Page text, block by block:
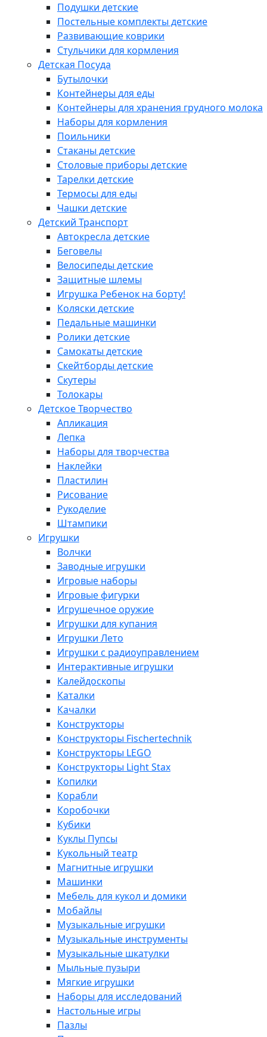
Подушки детские
Постельные комплекты детские
Развивающие коврики
Стульчики для кормления
Детская Посуда
Бутылочки
Контейнеры для еды
Контейнеры для хранения грудного молока
Наборы для кормления
Поильники
Стаканы детские
Столовые приборы детские
Тарелки детские
Термосы для еды
Чашки детские
Детский Транспорт
Автокресла детские
Беговелы
Велосипеды детские
Защитные шлемы
Игрушка Ребенок на борту!
Коляски детские
Педальные машинки
Ролики детские
Самокаты детские
Скейтборды детские
Скутеры
Толокары
Детское Творчество
Апликация
Лепка
Наборы для творчества
Наклейки
Пластилин
Рисование
Рукоделие
Штампики
Игрушки
Волчки
Заводные игрушки
Игровые наборы
Игровые фигурки
Игрушечное оружие
Игрушки для купания
Игрушки Лето
Игрушки с радиоуправлением
Интерактивные игрушки
Калейдоскопы
Каталки
Качалки
Конструкторы
Конструкторы Fisсhertechnik
Конструкторы LEGO
Конструкторы Light Stax
Копилки
Корабли
Коробочки
Кубики
Куклы Пупсы
Кукольный театр
Магнитные игрушки
Машинки
Мебель для кукол и домики
Мобайлы
Музыкальные игрушки
Музыкальные инструменты
Музыкальные шкатулки
Мыльные пузыри
Мягкие игрушки
Наборы для исследований
Настольные игры
Пазлы